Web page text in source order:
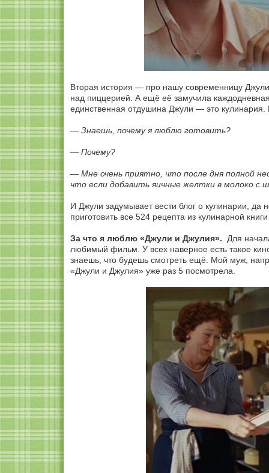
Вторая история — про нашу современницу
над пиццерией. А ещё её замучила
единственная отдушина Джули — это
— Знаешь, почему я люблю готовить?
— Почему?
— Мне очень приятно, что после дня полной
что если добавить яичные желтки в молоко с
И Джули задумывает вести блог о кулинарии, да
приготовить все 524 рецепта из кулинарной
За что я люблю «Джули и Джулия». Для
любимый фильм. У всех наверное есть такое
знаешь, что будешь смотреть ещё. Мой муж,
«Джули и Джулия» уже раз 5 посмотрела.